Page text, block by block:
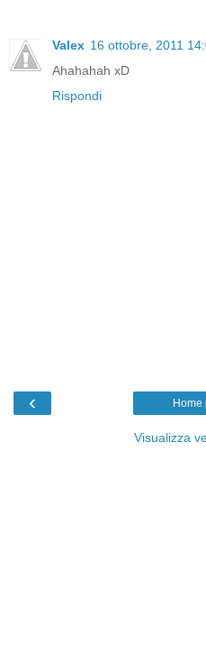
Valex 16 ottobre, 2011
Ahahahah xD
Rispondi
‹ Home
Visualizza